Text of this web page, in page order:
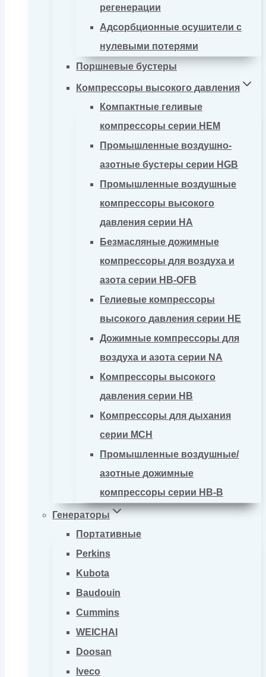
регенерации
Адсорбционные осушители с
нулевыми потерями
Поршневые бустеры
Компрессоры высокого давления
Компактные геливые
компрессоры серии HEM
Промышленные воздушно-
азотные бустеры серии HGB
Промышленные воздушные
компрессоры высокого
давления серии HA
Безмасляные дожимные
компрессоры для воздуха и
азота серии HB-OFB
Гелиевые компрессоры
высокого давления серии HE
Дожимные компрессоры для
воздуха и азота серии NA
Компрессоры высокого
давления серии HB
Компрессоры для дыхания
серии MCH
Промышленные воздушные/
азотные дожимные
компрессоры серии HB-B
Генераторы
Портативные
Perkins
Kubota
Baudouin
Cummins
WEICHAI
Doosan
Iveco